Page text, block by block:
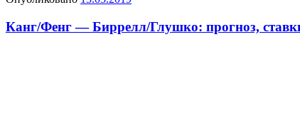
Канг/Фенг — Биррелл/Глушко: прогноз,